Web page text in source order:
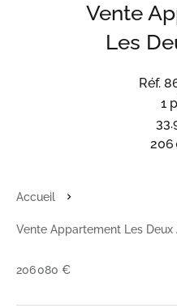
Vente
Les
Réf.
1
206
Accueil
Vente Appartement Les Deux
206 080 €